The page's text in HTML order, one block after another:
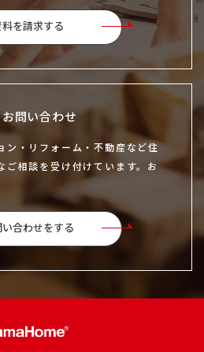
料を請求する
お問い合わせ
ン・リフォーム・不動産など住
ご相談を受け付けています。お
い合わせをする